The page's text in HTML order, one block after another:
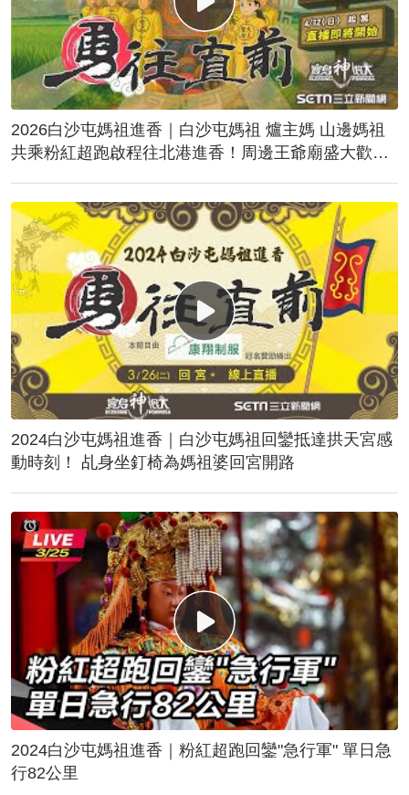
2026白沙屯媽祖進香｜白沙屯媽祖 爐主媽 山邊媽祖
共乘粉紅超跑啟程往北港進香！周邊王爺廟盛大歡
2024白沙屯媽祖進香｜白沙屯媽祖回鑾抵達拱天宮感
動時刻！ 乩身坐釘椅為媽祖婆回宮開路
2024白沙屯媽祖進香｜粉紅超跑回鑾"急行軍" 單日急
行82公里